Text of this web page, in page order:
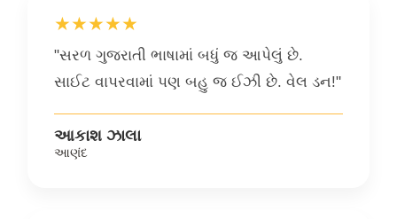
★★★★★
"સરળ ગુજરાતી ભાષામાં બધું જ આપેલું છે.
સાઈટ વાપરવામાં પણ બહુ જ ઈઝી છે. વેલ ડન!"
આકાશ ઝાલા
આણંદ